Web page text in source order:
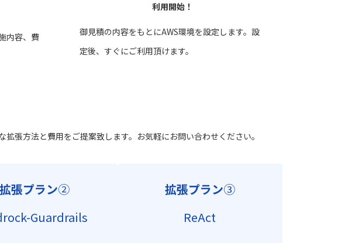
内容、費
利用開始！
御見積の内容をもとにAWS環境を設定します。設
定後、すぐにご利用頂けます。
張方法と費用をご提案致します。お気軽にお問い合わせください。
拡張プラン②
Guardrails
拡張プラン③
ReAct